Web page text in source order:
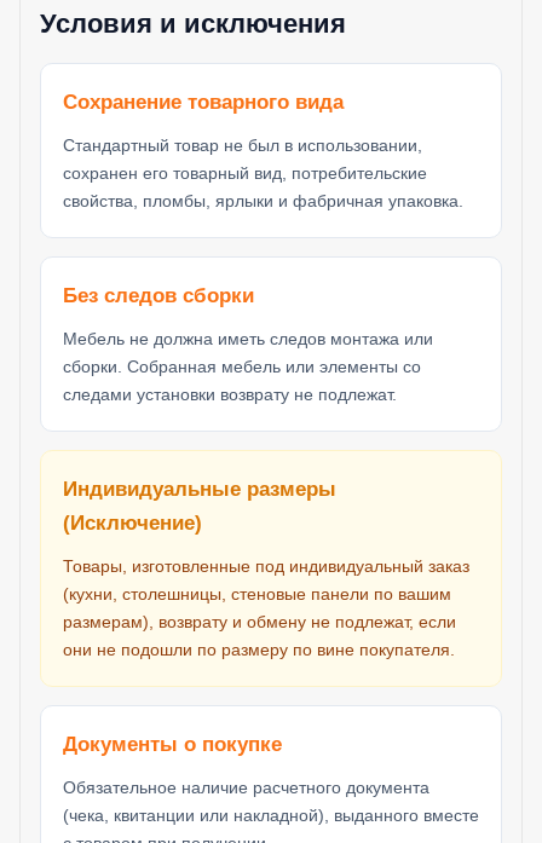
Условия и исключения
Сохранение товарного вида
Стандартный товар не был в использовании,
сохранен его товарный вид, потребительские
свойства, пломбы, ярлыки и фабричная упаковка.
Без следов сборки
Мебель не должна иметь следов монтажа или
сборки. Собранная мебель или элементы со
следами установки возврату не подлежат.
Индивидуальные размеры
(Исключение)
Товары, изготовленные под индивидуальный заказ
(кухни, столешницы, стеновые панели по вашим
размерам), возврату и обмену не подлежат, если
они не подошли по размеру по вине покупателя.
Документы о покупке
Обязательное наличие расчетного документа
(чека, квитанции или накладной), выданного вместе